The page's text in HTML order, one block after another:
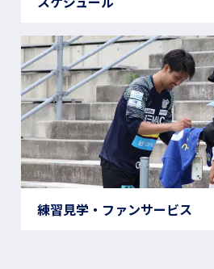
練習見学・ファンサービス